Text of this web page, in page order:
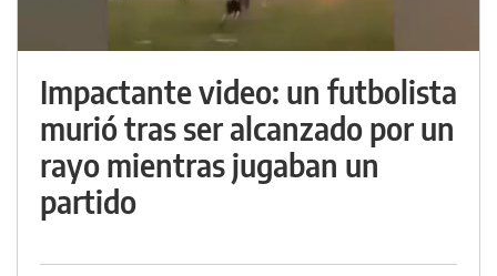
Impactante video: un futbolista
murió tras ser alcanzado por un
rayo mientras jugaban un
partido